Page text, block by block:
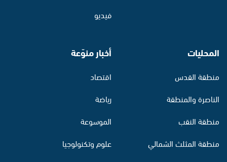
فيديو
المحليات
منطقة القدس
الناصرة والمنطقة
منطقة النقب
منطقة المثلث الشمالي
أخبار منوّعة
اقتصاد
رياضة
الموسوعة
علوم وتكنولوجيا